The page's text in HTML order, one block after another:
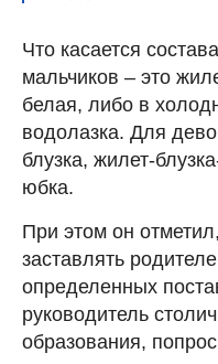
Что касается
мальчиков – это
белая, либо в
водолазка. Для
блузка, жилет-
юбка.
При этом он
заставлять
определенных
руководитель
образования,